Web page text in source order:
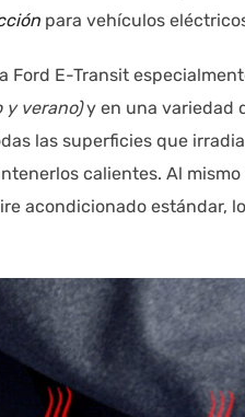
para vehículos
Ford E-Transit
y verano)y en una variedad
las superficies que
calientes. Al
acondicionado estándar,